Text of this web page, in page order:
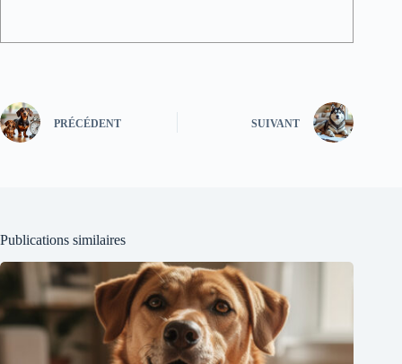
PRÉCÉDENT SUIVANT
Publications similaires